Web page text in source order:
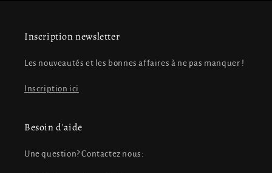
Inscription newsletter
Les nouveautés et les bonnes affaires à ne pas manquer !
Inscription ici
Besoin d'aide
Une question? Contactez nous: